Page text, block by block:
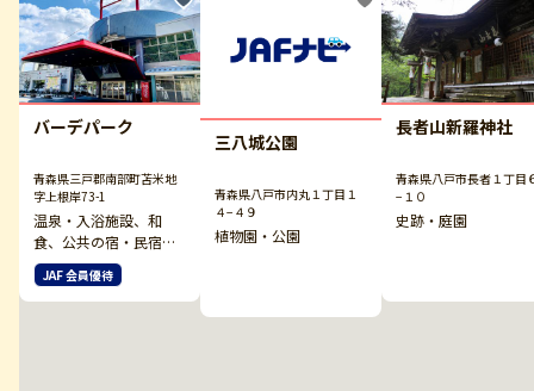
バーデパーク
青森県三戸郡南部町苫米地
字上根岸73-1
温泉・入浴施設、和
食、公共の宿・民宿・
ペンション他
JAF 会員優待
三八城公園
青森県八戸市内丸１丁目１
４−４９
植物園・公園
長者山新羅神社
青森県八戸市長者１丁目
−１０
史跡・庭園